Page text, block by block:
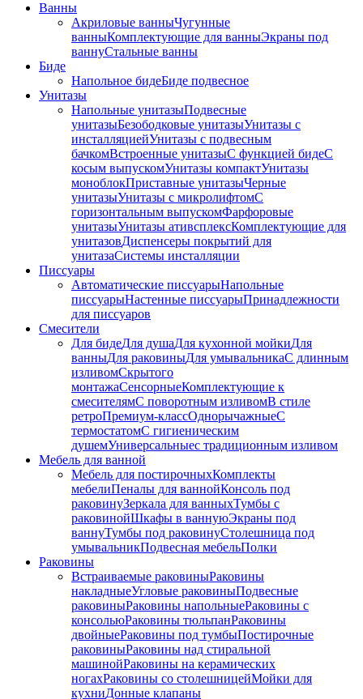
Ванны
Акриловые ванныЧугунные
ванныКомплектующие для ванныЭкраны под
ваннуСтальные ванны
Биде
Напольное бидеБиде пoдвеснoе
Унитазы
Напольные унитазыПодвесные
унитазыБезободковые унитазыУнитазы с
инсталляциейУнитазы с подвесным
бачкомВстроенные унитазыС функцией бидеС
косым выпускомУнитазы компактУнитазы
моноблокПриставные унитазыЧерные
унитазыУнитазы с микролифтомC
горизонтальным выпускомФарфоровые
унитазыУнитазы ативсплексКомплектующие для
унитазовДиспенсеры покрытий для
унитазаСистемы инсталляции
Писсуары
Автоматические писсуарыНапольные
писсуарыНастенные писсуарыПринадлежности
для писсуаров
Смесители
Для бидеДля душаДля кухонной мойкиДля
ванныДля раковиныДля умывальникаС длинным
изливомСкрытого
монтажаСенсорныеКомплектующие к
смесителямС поворотным изливомВ стиле
ретроПремиум-классОднорычажныеС
термостатомС гигиеническим
душемУниверсальныес традиционным изливом
Мебель для ванной
Мебель для постирочныхКомплекты
мебелиПеналы для ваннойКонсоль под
раковинуЗеркала для ванныхТумбы с
раковинойШкафы в ваннуюЭкраны под
ваннуТумбы под раковинуСтолешница под
умывальникПодвесная мебельПолки
Раковины
Встраиваемые раковиныРаковины
накладныеУгловые раковиныПодвесные
раковиныРаковины напольныеРаковины с
консольюРаковины тюльпанРаковины
двойныеРаковины под тумбыПостирочные
раковиныРаковины над стиральной
машинойРаковины на керамических
ногахРаковины со столешницейМойки для
кухниДонные клапаны